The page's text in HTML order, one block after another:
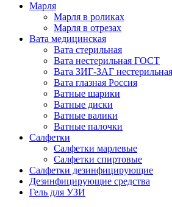
Марля
Марля в роликах
Марля в отрезах
Вата медицинская
Вата стерильная
Вата нестерильная ГОСТ
Вата ЗИГ-ЗАГ
Вата глазная Россия
Ватные шарики
Ватные диски
Ватные валики
Ватные палочки
Салфетки
Салфетки марлевые
Салфетки спиртовые
Салфетки дезинфицирующие
Дезинфицирующие средства
Гель для УЗИ